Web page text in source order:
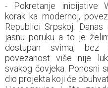
- Pokretanje inicijative
korak ka modernoj,
Republici Srpskoj.
jasnu poruku a to je
dostupan svima, bez
povezanost više nije
svakog čovjeka. Ponosni
dio projekta koji će